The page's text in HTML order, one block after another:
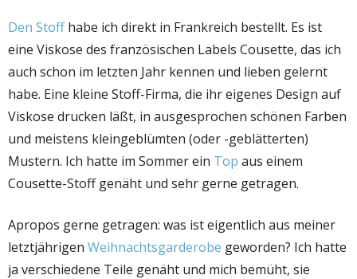
Den Stoffhabe ich direkt in Frankreich bestellt. Es ist
eine Viskose des französischen Labels Cousette, das ich
auch schon im letzten Jahr kennen und lieben gelernt
habe. Eine kleine Stoff-Firma, die ihr eigenes Design auf
Viskose drucken läßt, in ausgesprochen schönen Farben
und meistens kleingeblümten (oder -geblätterten)
Mustern. Ich hatte im Sommer ein Top aus einem
Cousette-Stoff genäht und sehr gerne getragen.
Apropos gerne getragen: was ist eigentlich aus meiner
letztjährigen Weihnachtsgarderobe geworden? Ich hatte
ja verschiedene Teile genäht und mich bemüht, sie